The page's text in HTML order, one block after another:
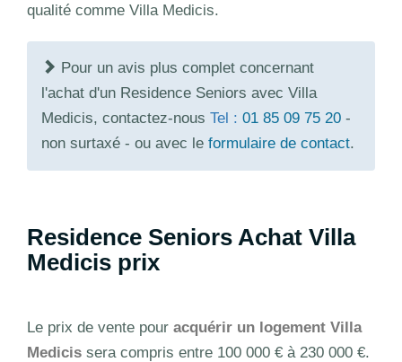
qualité comme Villa Medicis.
Pour un avis plus complet concernant
l'achat d'un Residence Seniors avec Villa
Medicis, contactez-nous Tel : 01 85 09 75 20 -
non surtaxé - ou avec le formulaire de contact.
Residence Seniors Achat Villa
Medicis prix
Le prix de vente pour acquérir un logement Villa
Medicis sera compris entre 100 000 € à 230 000 €.